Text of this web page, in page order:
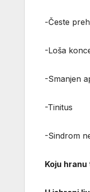
-Česte
-Loša
-Smanjen
-Tinitus
-Sindrom
Koju